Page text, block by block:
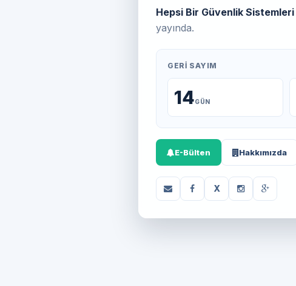
Hepsi Bir Güvenlik Sistemleri
yayında.
GERI SAYIM
14GÜN
E-Bülten Hakkımızda
X